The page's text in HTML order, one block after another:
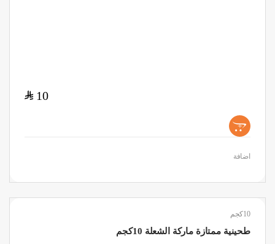
10
$
+
اضافة
10كجم
طحينية ممتازة ماركة الشعلة 10كجم